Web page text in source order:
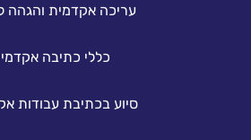
עריכה אקדמית והגהה
כללי כתיבה
סיוע בכתיבת עבודות